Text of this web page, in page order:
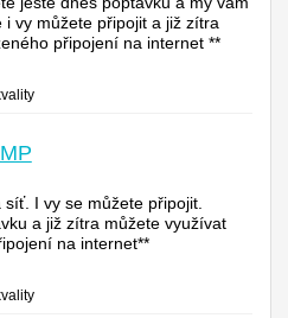
vy můžete připojit a již zítra
připojení na internet **
I vy se můžete připojit.
a již zítra můžete využívat
na internet**